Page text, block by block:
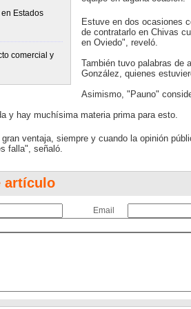
Estados
comercial y
Estuve en dos ocasiones
de contratarlo en Chivas
en Oviedo", reveló.
También tuvo palabras de
González, quienes
Asimismo, "Pauno"
y hay muchísima materia prima para esto.
ventaja, siempre y cuando la opinión
falla", señaló.
artículo
Email